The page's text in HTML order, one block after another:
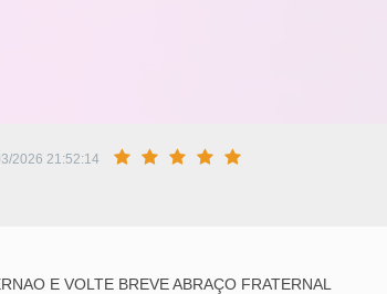
2026 21:52:14
E VOLTE BREVE ABRAÇO FRATERNAL